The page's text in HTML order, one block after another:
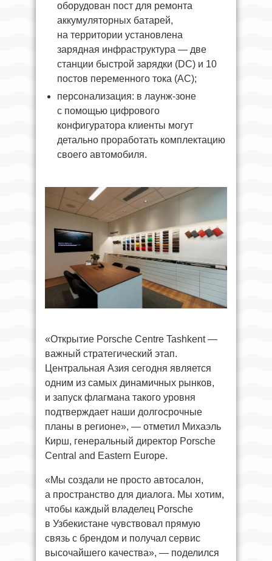
оборудован пост для ремонта
аккумуляторных батарей,
на территории установлена
зарядная инфраструктура — две
станции быстрой зарядки (DC) и 10
постов переменного тока (AC);
персонализация: в лаунж-зоне
с помощью цифрового
конфигуратора клиенты могут
детально проработать комплектацию
своего автомобиля.
«Открытие Porsche Centre Tashkent —
важный стратегический этап.
Центральная Азия сегодня является
одним из самых динамичных рынков,
и запуск флагмана такого уровня
подтверждает наши долгосрочные
планы в регионе», — отметил Михаэль
Кирш, генеральный директор Porsche
Central and Eastern Europe.
«Мы создали не просто автосалон,
а пространство для диалога. Мы хотим,
чтобы каждый владелец Porsche
в Узбекистане чувствовал прямую
связь с брендом и получал сервис
высочайшего качества», — поделился